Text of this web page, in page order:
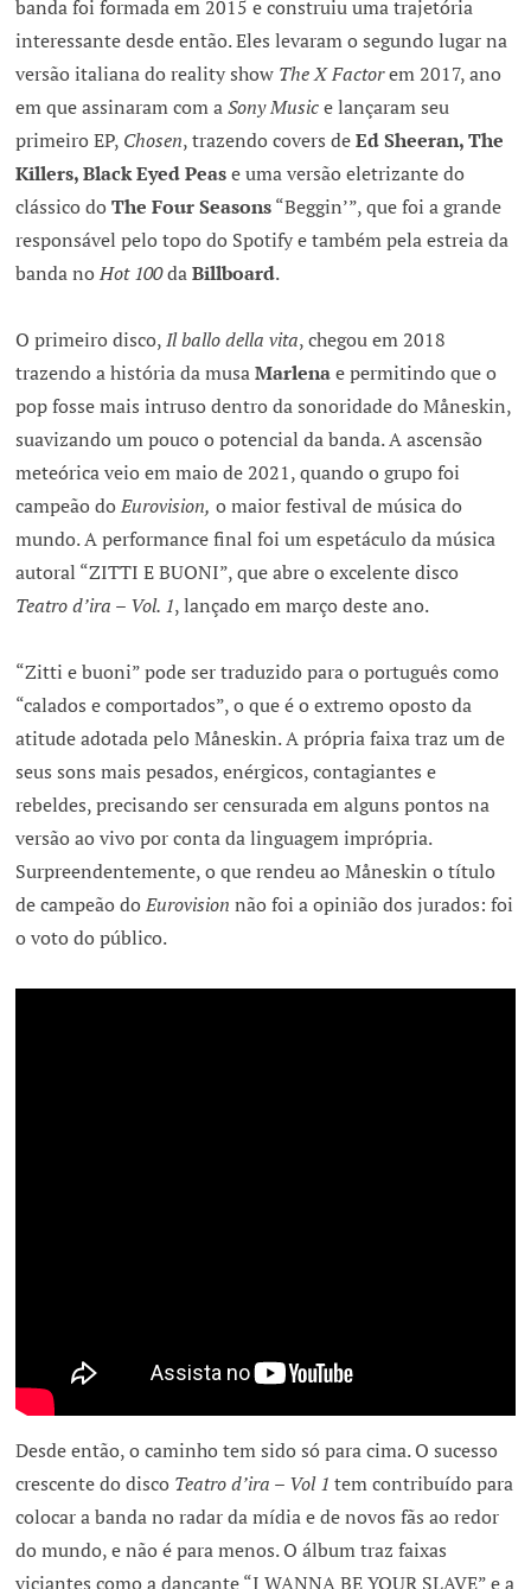
banda foi formada em 2015 e construiu uma trajetória
interessante desde então. Eles levaram o segundo lugar na
versão italiana do reality show The X Factorem 2017, ano
em que assinaram com aSony Musice lançaram seu
primeiro EP, Chosen, trazendo covers deEd Sheeran, The
Killers, Black Eyed Pease uma versão eletrizante do
clássico doThe Four Seasons“Beggin’”, que foi a grande
responsável pelo topo do Spotify e também pela estreia da
banda noHot 100daBillboard.
O primeiro disco,Il ballo della vita, chegou em 2018
trazendo a história da musaMarlenae permitindo que o
pop fosse mais intruso dentro da sonoridade do Måneskin,
suavizando um pouco o potencial da banda. A ascensão
meteórica veio em maio de 2021, quando o grupo foi
campeão doEurovision, o maior festival de música do
mundo. A performance final foi um espetáculo da música
autoral “ZITTI E BUONI”, que abre o excelente disco
Teatro d’ira – Vol. 1, lançado em março deste ano.
“Zitti e buoni” pode ser traduzido para o português como
“calados e comportados”, o que é o extremo oposto da
atitude adotada pelo Måneskin. A própria faixa traz um de
seus sons mais pesados, enérgicos, contagiantes e
rebeldes, precisando ser censurada em alguns pontos na
versão ao vivo por conta da linguagem imprópria.
Surpreendentemente, o que rendeu ao Måneskin o título
de campeão doEurovision não foi a opinião dos jurados: foi
o voto do público.
Desde então, o caminho tem sido só para cima. O sucesso
crescente do disco Teatro d’ira – Vol 1 tem contribuído para
colocar a banda no radar da mídia e de novos fãs ao redor
do mundo, e não é para menos. O álbum traz faixas
viciantes como a dançante “I WANNA BE YOUR SLAVE” e a